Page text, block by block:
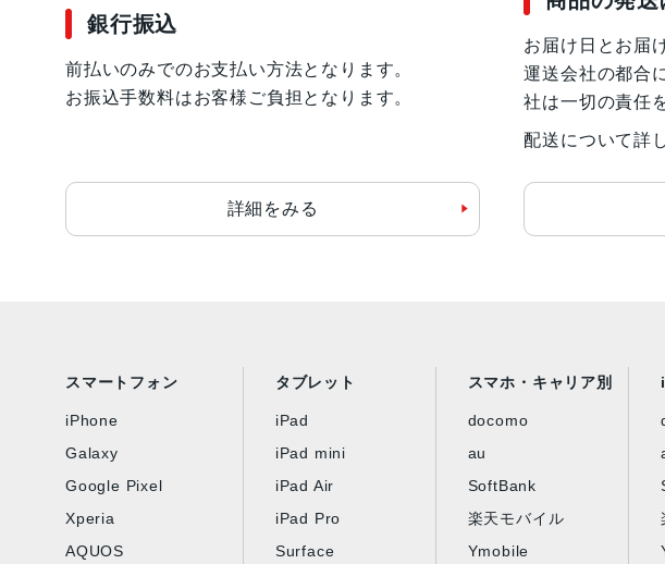
外部メモリ最大容
銀行振込
前払いのみでのお支払い方法となります。
お振込手数料はお客様ご負担となります。
詳細をみる
お届け日とお届
運送会社の都合
社は一切の責任
配送について詳
スマートフォン
iPhone
Galaxy
Google Pixel
Xperia
AQUOS
タブレット
iPad
iPad mini
iPad Air
iPad Pro
Surface
スマホ・キャリア別
docomo
au
SoftBank
楽天モバイル
Ymobile